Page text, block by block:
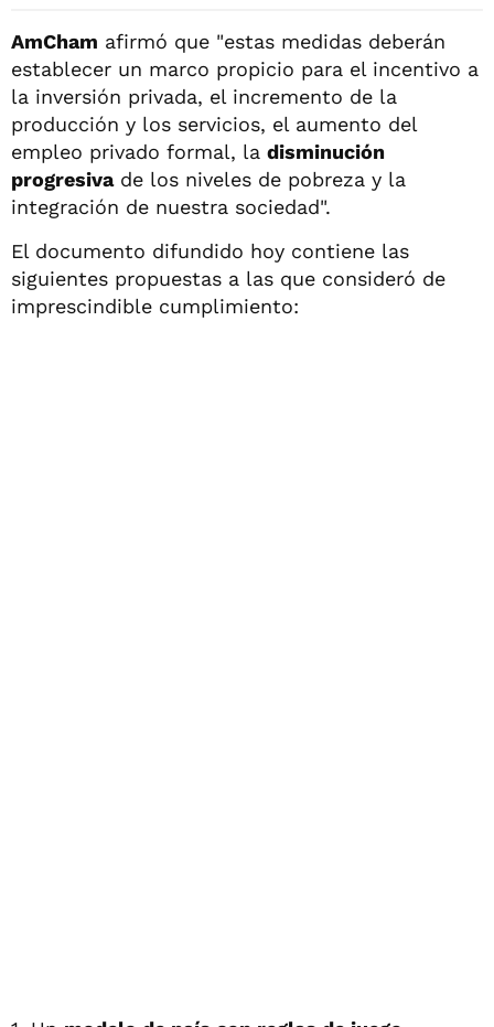
AmCham afirmó que "estas medidas deberán
establecer un marco propicio para el incentivo a
la inversión privada, el incremento de la
producción y los servicios, el aumento del
empleo privado formal, la disminución
progresivade los niveles de pobreza y la
integración de nuestra sociedad".
El documento difundido hoy contiene las
siguientes propuestas a las que consideró de
imprescindible cumplimiento: